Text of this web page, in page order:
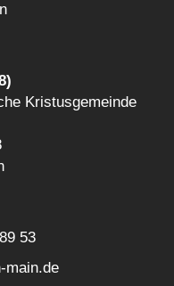
Kristusgemeinde
53
main.de